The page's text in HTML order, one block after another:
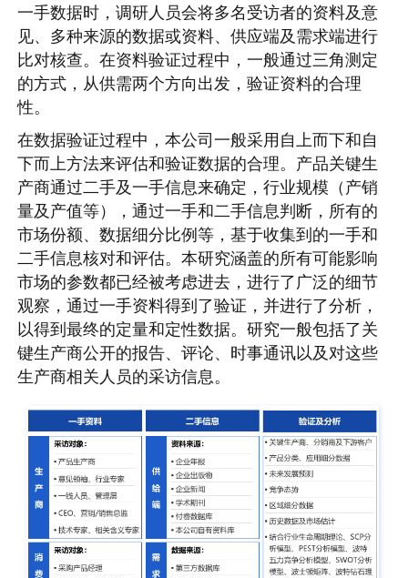
一手数据时，调研人员会将多名受访者的资料及意
见、多种来源的数据或资料、供应端及需求端进行
比对核查。在资料验证过程中，一般通过三角测定
的方式，从供需两个方向出发，验证资料的合理
性。
在数据验证过程中，本公司一般采用自上而下和自
下而上方法来评估和验证数据的合理。产品关键生
产商通过二手及一手信息来确定，行业规模（产销
量及产值等），通过一手和二手信息判断，所有的
市场份额、数据细分比例等，基于收集到的一手和
二手信息核对和评估。本研究涵盖的所有可能影响
市场的参数都已经被考虑进去，进行了广泛的细节
观察，通过一手资料得到了验证，并进行了分析，
以得到最终的定量和定性数据。研究一般包括了关
键生产商公开的报告、评论、时事通讯以及对这些
生产商相关人员的采访信息。